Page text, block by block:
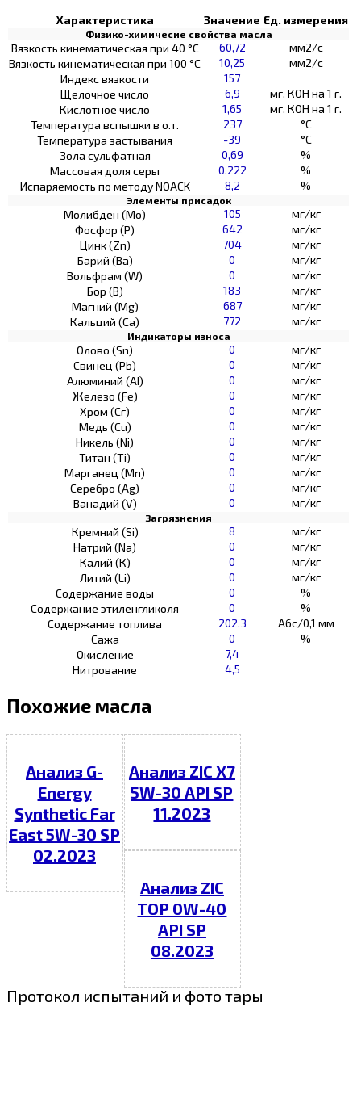
Характеристика Значение Ед. измерения
Физико-химичесие свойства масла
Вязкость кинематическая при 40 °С 60,72
мм2/с
Вязкость кинематическая при 100 °С
10,25
мм2/с
Индекс вязкости
157
Щелочное число
6,9
мг. КОН на 1 г.
Кислотное число
1,65
мг. КОН на 1 г.
Температура вспышки в о.т.
237
°C
Температура застывания
-39
°C
Зола сульфатная
0,69
%
Массовая доля серы
0,222
%
Испаряемость по методу NOACK
8,2 %
Элементы присадок
Молибден (Мо) 105
мг/кг
Фосфор (Р)
642
мг/кг
Цинк (Zn)
704
мг/кг
Барий (Ва)
0
мг/кг
Вольфрам (W)
0
мг/кг
Бор (В)
183
мг/кг
Магний (Mg)
687
мг/кг
Кальций (Са)
772 мг/кг
Индикаторы износа
Олово (Sn) 0
мг/кг
Свинец (Pb)
0
мг/кг
Алюминий (AI)
0
мг/кг
Железо (Fe)
0
мг/кг
Хром (Сг)
0
мг/кг
Медь (Cu)
0
мг/кг
Никель (Ni)
0
мг/кг
Титан (Ti)
0
мг/кг
Марганец (Mn)
0
мг/кг
Серебро (Ag)
0
мг/кг
Ванадий (V)
0 мг/кг
Загрязнения
Кремний (Si) 8
мг/кг
Натрий (Na)
0
мг/кг
Калий (К)
0
мг/кг
Литий (Li)
0
мг/кг
Содержание воды
0
%
Содержание этиленгликоля
0
%
Содержание топлива
202,3
Абс/0,1 мм
Сажа
0
%
Окисление
7,4
Нитрование
4,5
Похожие масла
Анализ G-
Energy
Synthetic Far
East 5W-30 SP
02.2023
Анализ ZIC X7
5W-30 API SP
11.2023
Анализ ZIC
TOP 0W-40
API SP
08.2023
Протокол испытаний и фото тары